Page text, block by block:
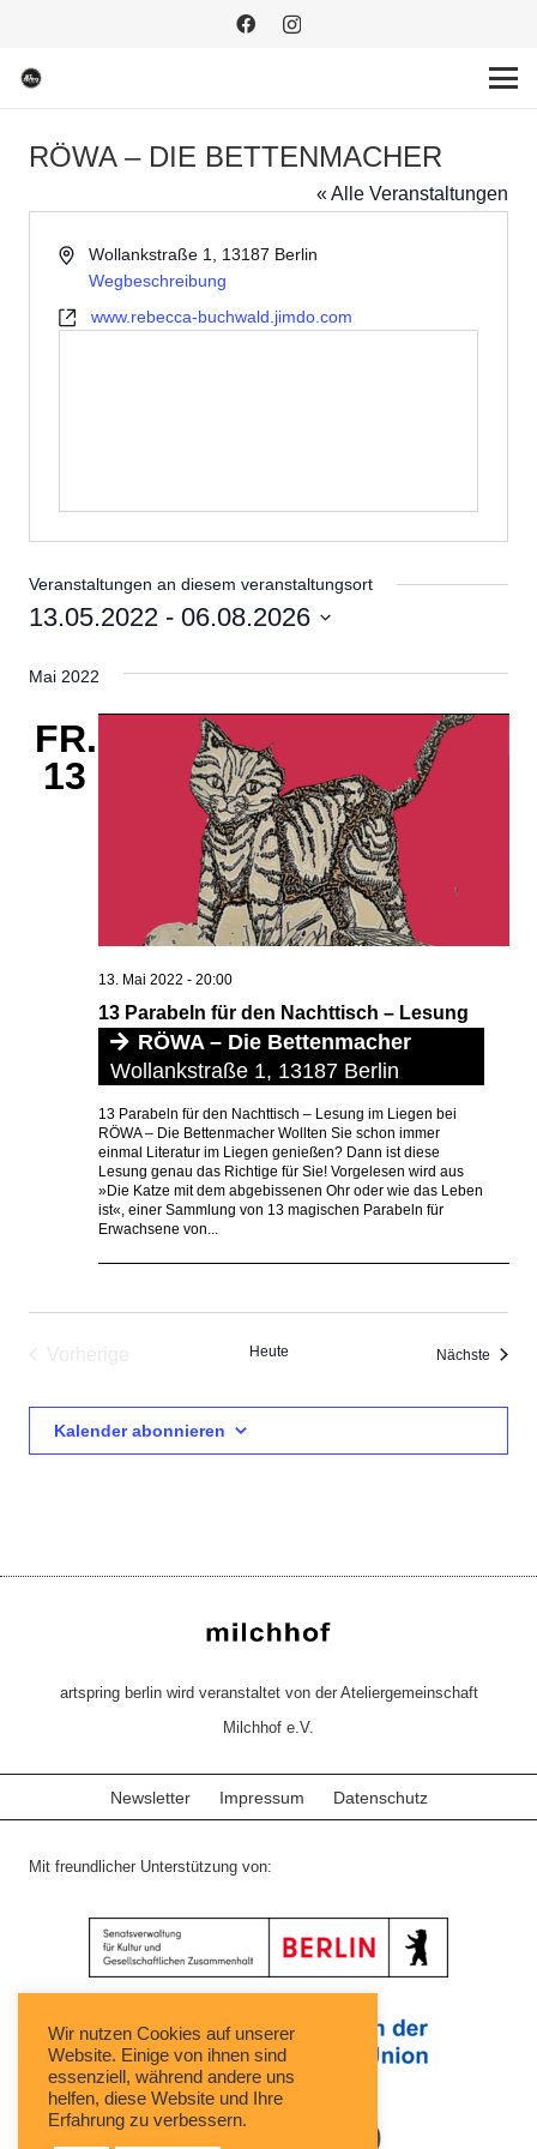
RÖWA – DIE BETTENMACHER
« Alle Veranstaltungen
AdresseWollankstraße 1, 13187 Berlin
Wegbeschreibung
Webseitewww.rebecca-buchwald.jimdo.com
Veranstaltungen an diesem veranstaltungsort
13.05.2022 - 06.08.2026
wählen.
Mai 2022
FR.
13
13 Parabeln für den Nachttisch – Lesung
13. Mai 2022 - 20:00
RÖWA – Die Bettenmacher
Wollankstraße 1, 13187 Berlin
13 Parabeln für den Nachttisch – Lesung im Liegen bei
RÖWA – Die Bettenmacher Wollten Sie schon immer
einmal Literatur im Liegen genießen? Dann ist diese
Lesung genau das Richtige für Sie! Vorgelesen wird aus
»Die Katze mit dem abgebissenen Ohr oder wie das Leben
ist«, einer Sammlung von 13 magischen Parabeln für
Erwachsene von...
Heute Nächste
Kalender abonnieren
artspring berlin wird veranstaltet von der Ateliergemeinschaft
Milchhof e.V.
Newsletter Impressum Datenschutz
Mit freundlicher Unterstützung von:
Wir nutzen Cookies auf unserer
Website. Einige von ihnen sind
essenziell, während andere uns
helfen, diese Website und Ihre
Erfahrung zu verbessern.